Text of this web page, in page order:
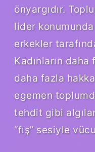
önyargıdır.
lider konumunda
erkekler
Kadınların
daha fazla
egemen
tehdit gibi
“fış” sesiyle